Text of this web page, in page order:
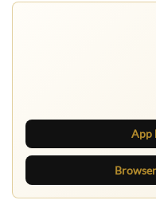
App